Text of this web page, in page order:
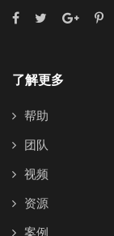
了解更多
帮助
团队
视频
资源
案例